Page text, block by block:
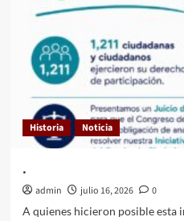
Historia Noticia
.
admin julio 16, 2026
0
A quienes hicieron posible esta